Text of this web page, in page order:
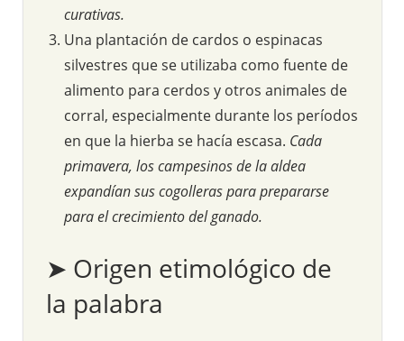
curativas.
Una plantación de cardos o espinacas
silvestres que se utilizaba como fuente de
alimento para cerdos y otros animales de
corral, especialmente durante los períodos
en que la hierba se hacía escasa. Cada
primavera, los campesinos de la aldea
expandían sus cogolleras para prepararse
para el crecimiento del ganado.
➤ Origen etimológico de
la palabra